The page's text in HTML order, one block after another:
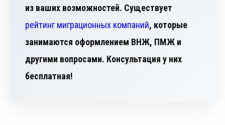
из ваших возможностей. Существует
рейтинг миграционных компаний, которые
занимаются оформлением ВНЖ, ПМЖ и
другими вопросами. Консультация у них
бесплатная!